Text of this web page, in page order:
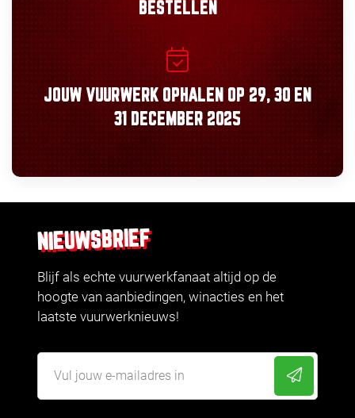
BESTELLEN
JOUW VUURWERK OPHALEN OP 29, 30 EN
31 DECEMBER 2025
NIEUWSBRIEF
Blijf als echte vuurwerkfanaat altijd op de
hoogte van aanbiedingen, winacties en het
laatste vuurwerknieuws!